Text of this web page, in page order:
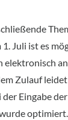
Juli ist es
elektronisch
Zulauf
der Eingabe der